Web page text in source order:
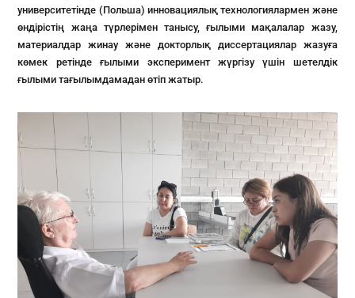
университетінде (Польша) инновациялық технологиялармен және
өндірістің жаңа түрлерімен танысу, ғылыми мақалалар жазу,
материалдар жинау және докторлық диссертациялар жазуға
көмек ретінде ғылыми эксперимент жүргізу үшін шетелдік
ғылыми тағылымдамадан өтіп жатыр.